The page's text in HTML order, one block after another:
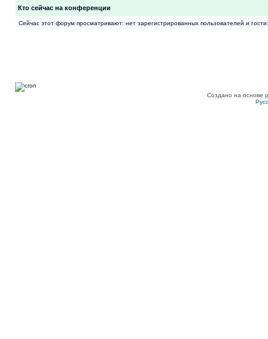
Кто сейчас на конференции
Сейчас этот форум просматривают: нет зарегистрированных пользователей и
Создано на основе